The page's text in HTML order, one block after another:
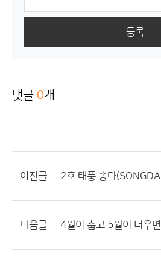
등록
댓글 0개
이전글
다음글 4월이 춥고 5월이 더우면